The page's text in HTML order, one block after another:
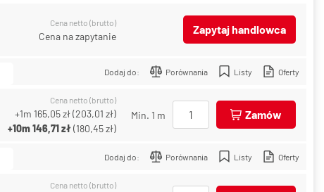
Cena netto (brutto)
Cena na zapytanie Zapytaj handlowca
Dodaj do: Porównania Listy Oferty
Cena netto (brutto)
+1m 165,05 zł(203,01 zł)
+10m146,71 zł(180,45 zł)
Min. 1 m Zamów
Dodaj do: Porównania Listy Oferty
Cena netto (brutto)